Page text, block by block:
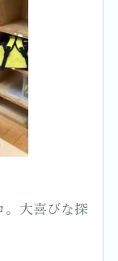
。大喜びな探